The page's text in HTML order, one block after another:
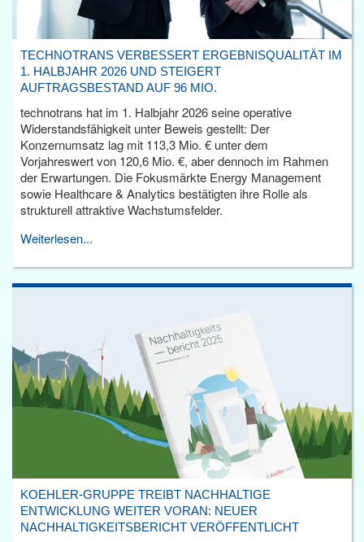
TECHNOTRANS VERBESSERT ERGEBNISQUALITÄT IM
1. HALBJAHR 2026 UND STEIGERT
AUFTRAGSBESTAND AUF 96 MIO.
technotrans hat im 1. Halbjahr 2026 seine operative
Widerstandsfähigkeit unter Beweis gestellt: Der
Konzernumsatz lag mit 113,3 Mio. € unter dem
Vorjahreswert von 120,6 Mio. €, aber dennoch im Rahmen
der Erwartungen. Die Fokusmärkte Energy Management
sowie Healthcare & Analytics bestätigten ihre Rolle als
strukturell attraktive Wachstumsfelder.
Weiterlesen...
KOEHLER-GRUPPE TREIBT NACHHALTIGE
ENTWICKLUNG WEITER VORAN: NEUER
NACHHALTIGKEITSBERICHT VERÖFFENTLICHT